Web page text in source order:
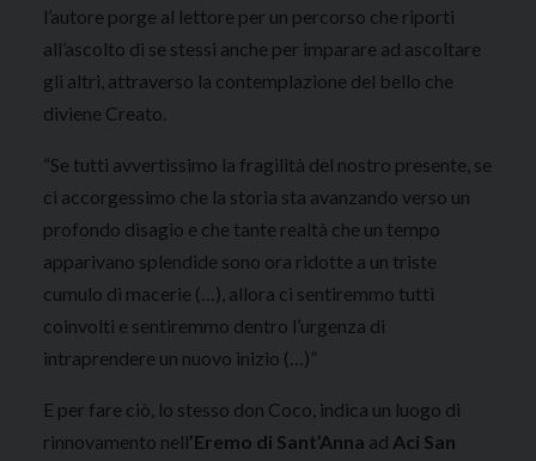
l’autore porge al lettore per un percorso che riporti
all’ascolto di se stessi anche per imparare ad ascoltare
gli altri, attraverso la contemplazione del bello che
diviene Creato.
“Se tutti avvertissimo la fragilità del nostro presente, se
ci accorgessimo che la storia sta avanzando verso un
profondo disagio e che tante realtà che un tempo
apparivano splendide sono ora ridotte a un triste
cumulo di macerie (…), allora ci sentiremmo tutti
coinvolti e sentiremmo dentro l’urgenza di
intraprendere un nuovo inizio (…)”
E per fare ciò, lo stesso don Coco, indica un luogo di
rinnovamento nell’Eremo di Sant’Anna ad Aci San